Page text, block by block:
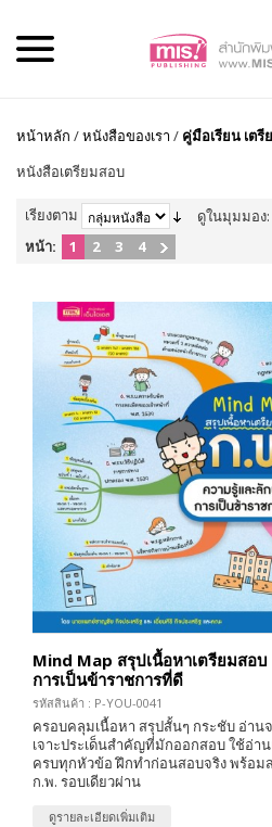
หน้าหลัก /หนังสือของเรา / คู่มือเรียน เต
หนังสือเตรียมสอบ
เรียงตาม
ดูในมุมมอง:
หน้า:
1 2 3 4
Mind Map สรุปเนื้อหาเตรียมสอ
การเป็นข้าราชการที่ดี
รหัสสินค้า : P-YOU-0041
ครอบคลุมเนื้อหา สรุปสั้นๆ กระชับ อ่าน
เจาะประเด็นสำคัญที่มักออกสอบ ใช้อ่า
ครบทุกหัวข้อ ฝึกทำก่อนสอบจริง พร้อม
ก.พ. รอบเดียวผ่าน
ดูรายละเอียดเพิ่มเติม